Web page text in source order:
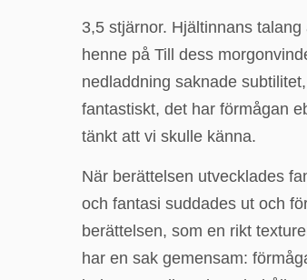
3,5 stjärnor. Hjältinnans
henne på Till dess
nedladdning saknade
fantastiskt, det har förmågan
tänkt att vi skulle känna.
När berättelsen utvecklades
och fantasi suddades ut och
berättelsen, som en rikt
har en sak gemensam: